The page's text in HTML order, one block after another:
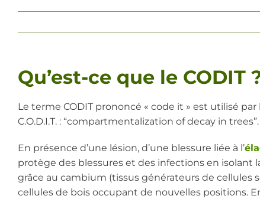
Qu’est-ce que le CODIT
Le terme CODIT prononcé « code it » est utilisé
C.O.D.I.T. : “compartmentalization of decay in trees”.
En présence d’une lésion, d’une blessure liée à l’
protège des blessures et des infections en
grâce au cambium (tissus générateurs de cellules
cellules de bois occupant de nouvelles positions.